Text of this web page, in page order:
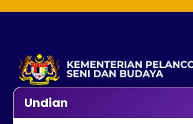
No. 2, Menara 1, Jalan P5/6,
Undian